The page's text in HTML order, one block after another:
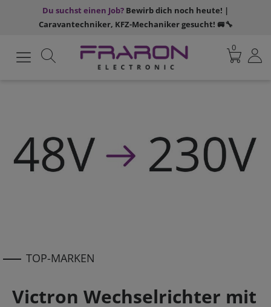
Du suchst einen Job? Bewirb dich noch heute! |
Caravantechniker, KFZ-Mechaniker gesucht! 🚐🔧
0
TOP-MARKEN
Victron Wechselrichter mit